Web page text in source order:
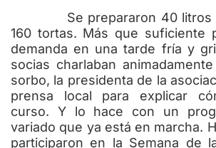
Se prepararon 40 litros
160 tortas. Más que suficiente
demanda en una tarde fría y
socias charlaban
sorbo, la presidenta de la
prensa local para explicar
curso. Y lo hace con un
variado que ya está en marcha.
participaron en la Semana de